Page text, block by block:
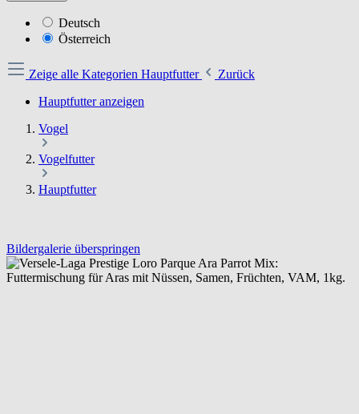
Deutsch
Österreich
Zeige alle Kategorien Hauptfutter
Zurück
Hauptfutter anzeigen
Vogel
Vogelfutter
Hauptfutter
Bildergalerie überspringen